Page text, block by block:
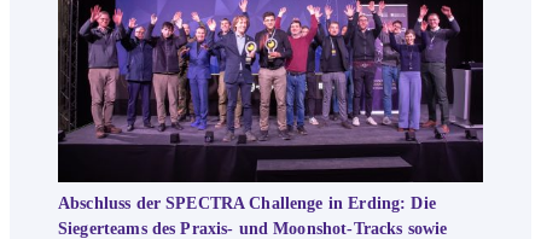
Abschluss der SPECTRA Challenge in Erding: Die
Siegerteams des Praxis- und Moonshot-Tracks sowie